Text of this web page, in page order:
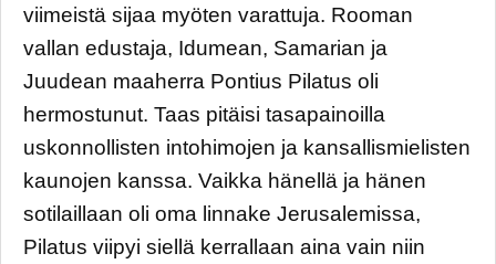
viimeistä sijaa myöten varattuja. Rooman
vallan edustaja, Idumean, Samarian ja
Juudean maaherra Pontius Pilatus oli
hermostunut. Taas pitäisi tasapainoilla
uskonnollisten intohimojen ja kansallismielisten
kaunojen kanssa. Vaikka hänellä ja hänen
sotilaillaan oli oma linnake Jerusalemissa,
Pilatus viipyi siellä kerrallaan aina vain niin